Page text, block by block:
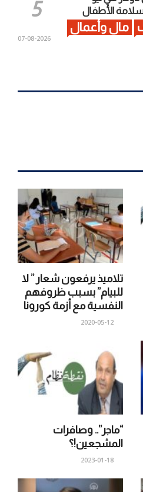
الأطفال
مال وأعمال
2026-08-07
تلاميذ يرفعون شعار ” لا
للبيام” بسبب ظروفهم
النفسية مع أزمة كورونا
2020-05-12
“ماجر”.. وصافرات
المشجعين!؟
2023-01-18